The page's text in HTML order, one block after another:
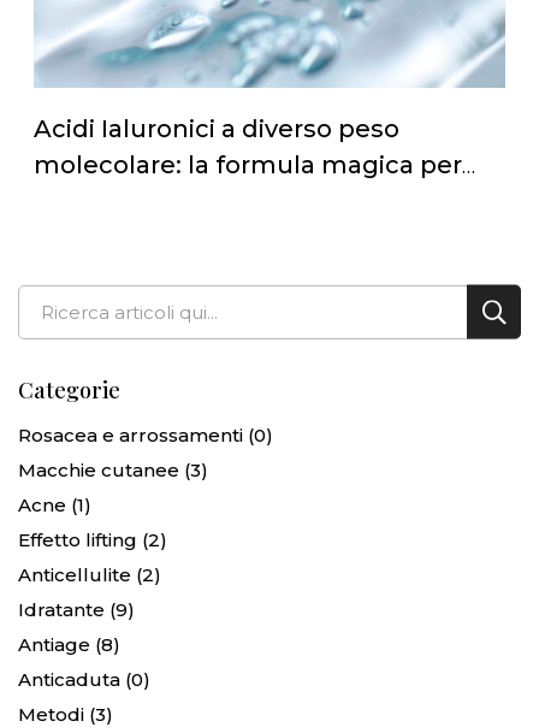
Acidi Ialuronici a diverso peso
molecolare: la formula magica per
Cerca
Categorie
Rosacea e arrossamenti (0)
Macchie cutanee (3)
Acne (1)
Effetto lifting (2)
Anticellulite (2)
Idratante (9)
Antiage (8)
Anticaduta (0)
Metodi (3)